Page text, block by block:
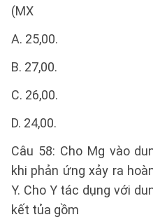
(MX
A. 25,00.
B. 27,00.
C. 26,00.
D. 24,00.
Câu 58: Cho Mg vào
khi phản ứng xảy ra
Y. Cho Y tác dụng với
kết tủa gồm